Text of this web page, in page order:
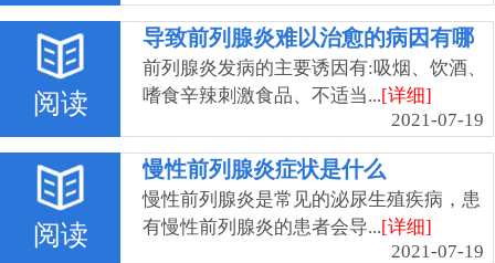
阅读
导致前列腺炎难以治愈的病因有哪
些
前列腺炎发病的主要诱因有:吸烟、饮酒、
嗜食辛辣刺激食品、不适当...[详细]
2021-07-19
阅读
慢性前列腺炎症状是什么
慢性前列腺炎是常见的泌尿生殖疾病，患
有慢性前列腺炎的患者会导...[详细]
2021-07-19